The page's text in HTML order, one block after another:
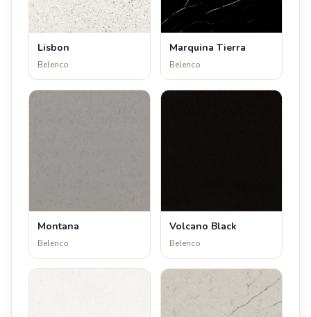
Lisbon
Belenco
Marquina Tierra
Belenco
Montana
Belenco
Volcano Black
Belenco